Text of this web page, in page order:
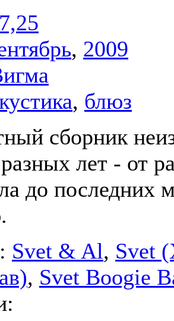
7,25
, 2009
, блюз
сборник
лет - от
до последних
Svet & Al, Svet
, Svet Boogie